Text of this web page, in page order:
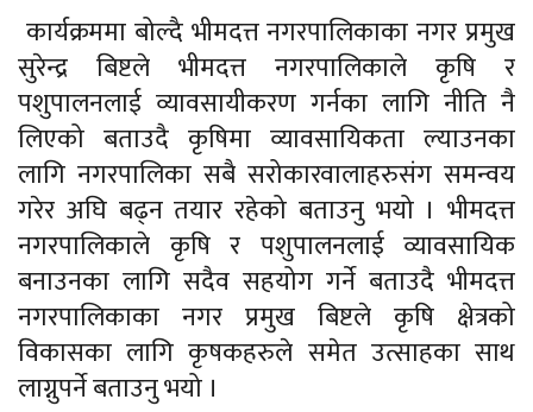
कार्यक्रममा बोल्दै भीमदत्त नगरपालिकाका नगर प्रमुख
सुरेन्द्र बिष्टले भीमदत्त नगरपालिकाले कृषि र
पशुपालनलाई व्यावसायीकरण गर्नका लागि नीति नै
लिएको बताउदै कृषिमा व्यावसायिकता ल्याउनका
लागि नगरपालिका सबै सरोकारवालाहरुसंग समन्वय
गरेर अघि बढ्न तयार रहेको बताउनु भयो । भीमदत्त
नगरपालिकाले कृषि र पशुपालनलाई व्यावसायिक
बनाउनका लागि सदैव सहयोग गर्ने बताउदै भीमदत्त
नगरपालिकाका नगर प्रमुख बिष्टले कृषि क्षेत्रको
विकासका लागि कृषकहरुले समेत उत्साहका साथ
लाग्नुपर्ने बताउनु भयो ।